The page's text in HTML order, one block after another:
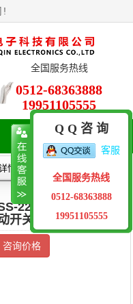
!
全国服务热线
0512-68363888
19951105555
航
单
情
22F24(2P2T)拨
开关
咨询价格
Q Q 咨 询
客服
全国服务热线
0512-68363888
19951105555